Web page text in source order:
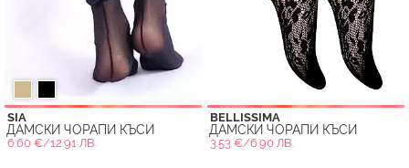
SIA
ДАМСКИ ЧОРАПИ КЪСИ
6.60 €/12.91 ЛВ.
BELLISSIMA
ДАМСКИ ЧОРАПИ КЪСИ
3.53 €/6.90 ЛВ.